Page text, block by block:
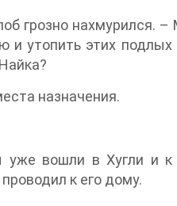
грозно нахмурился.
утопить этих подлых
назначения.
вошли в Хугли и к
к его дому.